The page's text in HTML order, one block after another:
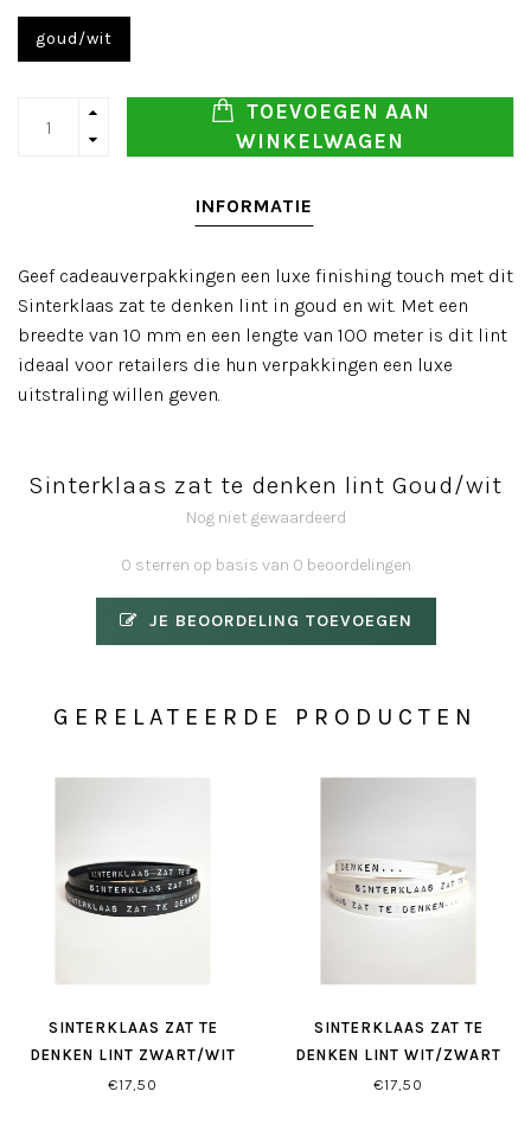
goud/wit
TOEVOEGEN AAN
WINKELWAGEN
INFORMATIE
Geef cadeauverpakkingen een luxe finishing touch met dit
Sinterklaas zat te denken lint in goud en wit. Met een
breedte van 10 mm en een lengte van 100 meter is dit lint
ideaal voor retailers die hun verpakkingen een luxe
uitstraling willen geven.
Sinterklaas zat te denken lint Goud/wit
Nog niet gewaardeerd
0 sterren op basis van 0 beoordelingen
JE BEOORDELING TOEVOEGEN
GERELATEERDE PRODUCTEN
SINTERKLAAS ZAT TE
DENKEN LINT ZWART/WIT
€17,50
SINTERKLAAS ZAT TE
DENKEN LINT WIT/ZWART
€17,50